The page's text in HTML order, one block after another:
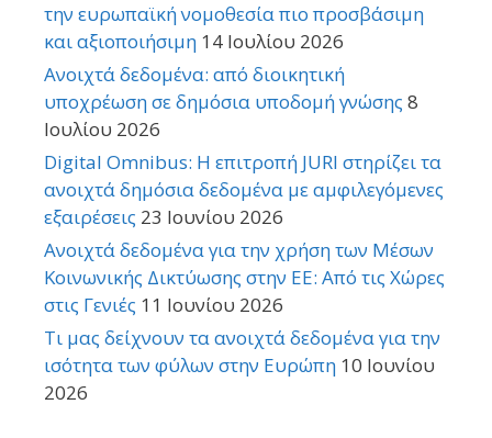
την ευρωπαϊκή νομοθεσία πιο προσβάσιμη
και αξιοποιήσιμη 14 Ιουλίου 2026
Ανοιχτά δεδομένα: από διοικητική
υποχρέωση σε δημόσια υποδομή γνώσης 8
Ιουλίου 2026
Digital Omnibus: Η επιτροπή JURI στηρίζει τα
ανοιχτά δημόσια δεδομένα με αμφιλεγόμενες
εξαιρέσεις 23 Ιουνίου 2026
Ανοιχτά δεδομένα για την χρήση των Μέσων
Κοινωνικής Δικτύωσης στην ΕΕ: Από τις Χώρες
στις Γενιές 11 Ιουνίου 2026
Τι μας δείχνουν τα ανοιχτά δεδομένα για την
ισότητα των φύλων στην Ευρώπη 10 Ιουνίου
2026